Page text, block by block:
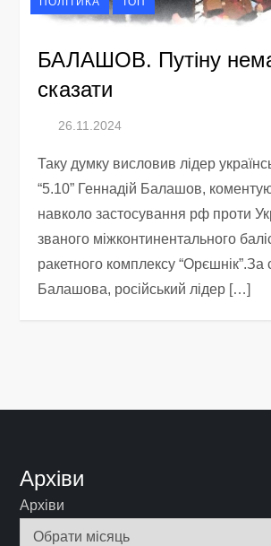
БАЛАШОВ. Путіну
сказати
Таку думку висловив лідер
“5.10” Геннадій Балашов,
навколо застосування рф проти
званого міжконтинентального
ракетного комплексу
Балашова, російський лідер […]
Архіви
Архіви